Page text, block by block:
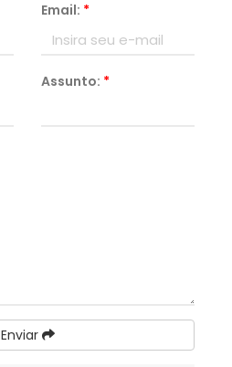
Email: *
Assunto: *
Enviar